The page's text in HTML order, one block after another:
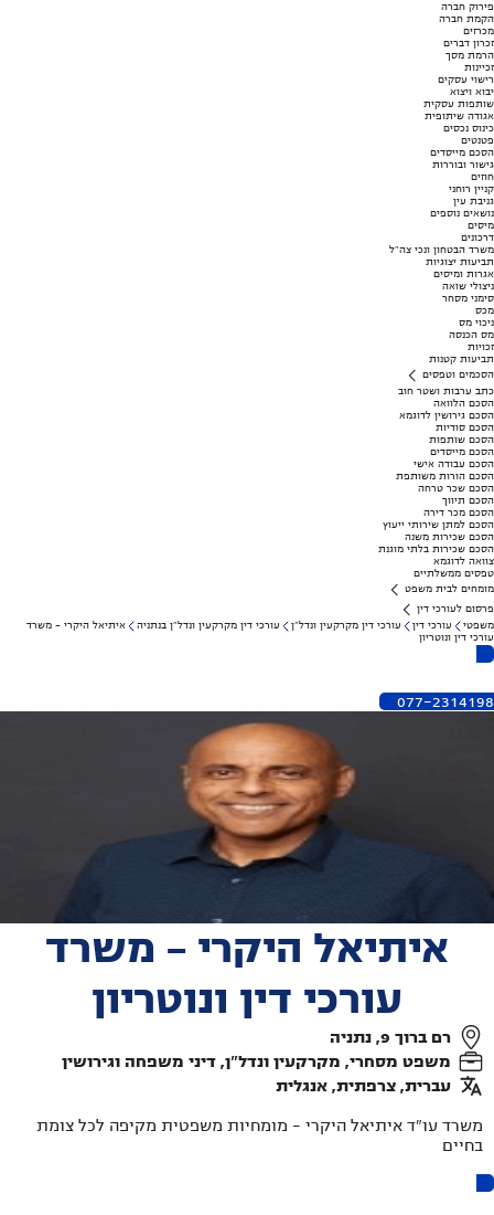
פירוק חברה
הקמת חברה
מכרזים
זכרון דברים
הרמת מסך
זכיינות
רישוי עסקים
יבוא ויצוא
שותפות עסקית
אגודה שיתופית
כינוס נכסים
פטנטים
הסכם מייסדים
גישור ובוררות
חוזים
קניין רוחני
גניבת עין
נושאים נוספים
מיסים
דרכונים
משרד הבטחון ונכי צה"ל
תביעות יצוגיות
אגרות ומיסים
ניצולי שואה
סימני מסחר
מכס
ניכוי מס
מס הכנסה
זכויות
תביעות קטנות
הסכמים וטפסים
כתב ערבות ושטר חוב
הסכם הלוואה
הסכם גירושין לדוגמא
הסכם סודיות
הסכם שותפות
הסכם מייסדים
הסכם עבודה אישי
הסכם הורות משותפת
הסכם שכר טרחה
הסכם תיווך
הסכם מכר דירה
הסכם למתן שירותי ייעוץ
הסכם שכירות משנה
הסכם שכירות בלתי מוגנת
צוואה לדוגמא
טפסים ממשלתיים
מומחים לבית משפט
פרסום לעורכי דין
משפטי
עורכי דין עורכי דין מקרקעין ונדל"ן עורכי דין מקרקעין ונדל"ן בנתניה
איתיאל היקרי - משרד
עורכי דין ונוטריון
077-2314198
איתיאל היקרי - משרד
עורכי דין ונוטריון
רם ברוך 9, נתניה
משפט מסחרי, מקרקעין ונדל"ן, דיני משפחה וגירושין
עברית, צרפתית, אנגלית
משרד עו"ד איתיאל היקרי - מומחיות משפטית מקיפה לכל צומת
בחיים